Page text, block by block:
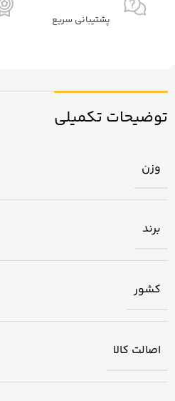
پشتیبانی سریع
توضیحات تکمیلی
وزن
برند
کشور
اصالت کالا